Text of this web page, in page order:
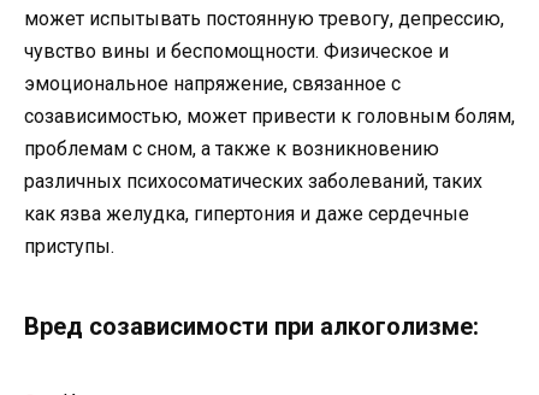
может испытывать постоянную тревогу, депрессию,
чувство вины и беспомощности. Физическое и
эмоциональное напряжение, связанное с
созависимостью, может привести к головным болям,
проблемам с сном, а также к возникновению
различных психосоматических заболеваний, таких
как язва желудка, гипертония и даже сердечные
приступы.
Вред созависимости при алкоголизме: